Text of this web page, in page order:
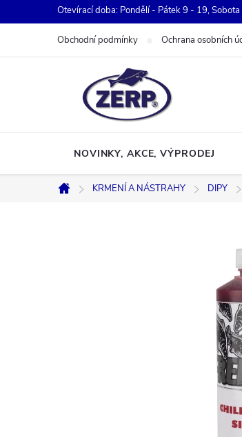
na
Otevírací doba: Pondělí - Pátek 9 - 19,
Obchodní podmínky Ochrana osobních
NOVINKY, AKCE, VÝPRODEJ
Domů
KRMENÍ A NÁSTRAHY DIPY